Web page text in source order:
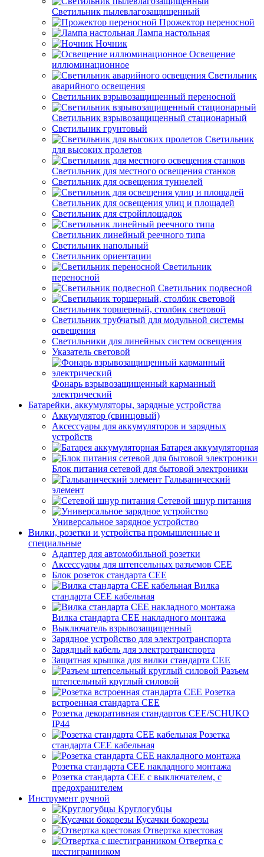
Светильник пылевлагозащищенный
Прожектор переносной
Лампа настольная
Ночник
Освещение
иллюминационное
Светильник
аварийного освещения
Светильник взрывозащищенный переносной
Светильник взрывозащищенный стационарный
Светильник грунтовый
Светильник
для высоких пролетов
Светильник для местного освещения станков
Светильник для освещения туннелей
Светильник для освещения улиц и площадей
Светильник для стройплощадок
Светильник линейный реечного типа
Светильник напольный
Светильник ориентации
Светильник
переносной
Светильник подвесной
Светильник торшерный, столбик световой
Светильник трубчатый для модульной системы
освещения
Светильники для линейных систем освещения
Указатель световой
Фонарь взрывозащищенный карманный
электрический
Батарейки, аккумуляторы, зарядные устройства
Аккумулятор (свинцовый)
Аксессуары для аккумуляторов и зарядных
устройств
Батарея аккумуляторная
Блок питания сетевой для бытовой электроники
Гальванический
элемент
Сетевой шнур питания
Универсальное зарядное устройство
Вилки, розетки и устройства промышленные и
специальные
Адаптер для автомобильной розетки
Аксессуары для штепсельных разъемов CEE
Блок розеток стандарта CEE
Вилка
стандарта CEE кабельная
Вилка стандарта CEE накладного монтажа
Выключатель взрывозащищенный
Зарядное устройство для электротранспорта
Зарядный кабель для электротранспорта
Защитная крышка для вилки стандарта CEE
Разъем
штепсельный круглый силовой
Розетка
встроенная стандарта CEE
Розетка декоративная стандартов CEE/SCHUKO
IP44
Розетка
стандарта СЕЕ кабельная
Розетка стандарта СЕЕ накладного монтажа
Розетка стандарта СЕЕ с выключателем, с
предохранителем
Инструмент ручной
Круглогубцы
Кусачки бокорезы
Отвертка крестовая
Отвертка с
шестигранником